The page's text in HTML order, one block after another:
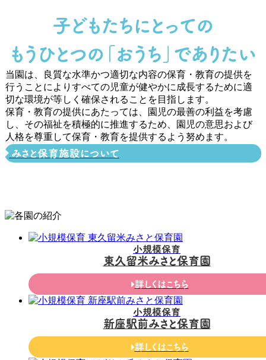
子どもたちにとっての
もうひとつの「おうち」でありたい
当園は、良質な水準かつ適切な内容の保育・教育の提供を
行うことによりすべての児童が健やかに成長するために適
切な環境が等しく確保されることを目指します。
保育・教育の提供にあたっては、園児の最善の利益を考慮
し、その福祉を積極的に推進するため、園児の意思および
人格を尊重して保育・教育を提供するよう努めます。
みさと保育施設について
小規模保育
東久留米みさと保育園
詳しくはこちら
小規模保育
新座駅前みさと保育園
詳しくはこちら